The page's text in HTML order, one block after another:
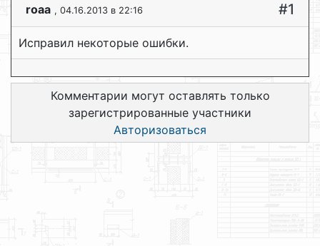
roaa , 04.16.2013 в 22:16 #1
Исправил некоторые ошибки.
Комментарии могут оставлять только
зарегистрированные участники
Авторизоваться